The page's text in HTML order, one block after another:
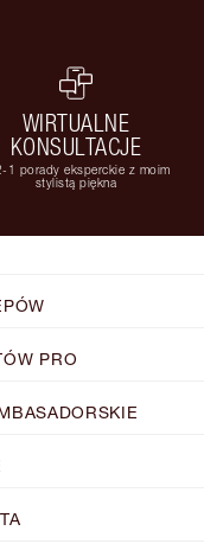
WIRTUALNE
KONSULTACJE
1 porady eksperckie z moim
stylistą piękna
PRO